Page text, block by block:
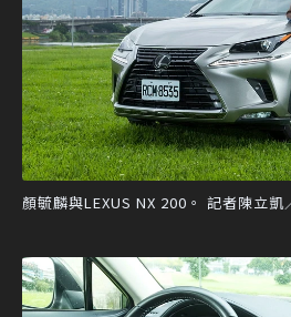
顏毓麟與LEXUS NX 200。 記者陳立凱